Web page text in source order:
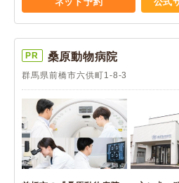
PR 桑原動物病院
群馬県前橋市六供町1-8-3